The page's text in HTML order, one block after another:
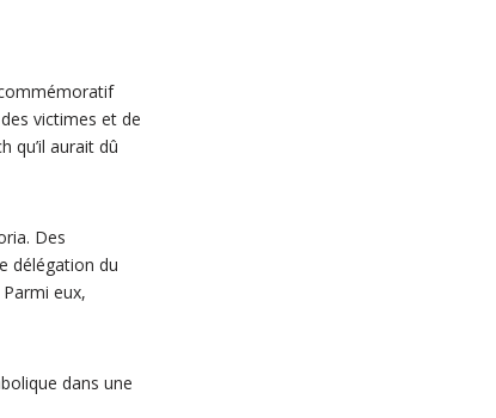
victimes et de
qu’il aurait dû
Des
délégation du
eux,
dans une